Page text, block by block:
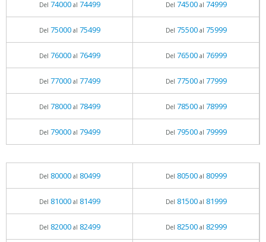
Del 74000al 74499 Del 74500al 74999
Del 75000al 75499 Del 75500al 75999
Del 76000al 76499 Del 76500al 76999
Del 77000al 77499 Del 77500al 77999
Del 78000al 78499 Del 78500al 78999
Del 79000al 79499 Del 79500al 79999
Del 80000al 80499 Del 80500al 80999
Del 81000al 81499 Del 81500al 81999
Del 82000al 82499 Del 82500al 82999